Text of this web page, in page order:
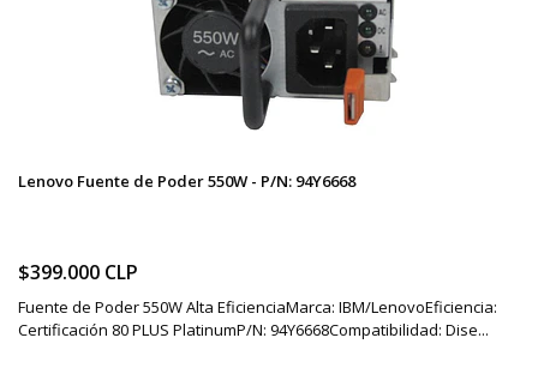
Lenovo Fuente de Poder 550W - P/N: 94Y6668
$399.000 CLP
Fuente de Poder 550W Alta EficienciaMarca: IBM/LenovoEficiencia:
Certificación 80 PLUS PlatinumP/N: 94Y6668Compatibilidad: Dise...